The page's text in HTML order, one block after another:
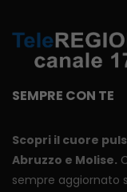
SEMPRE CON TE
Scopri il cuore
Abruzzo e Molise.
sempre aggiornato